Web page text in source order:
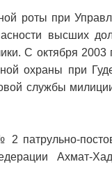
роты при
высших
С октября
охраны при
службы
патрульно-
Ахмат-